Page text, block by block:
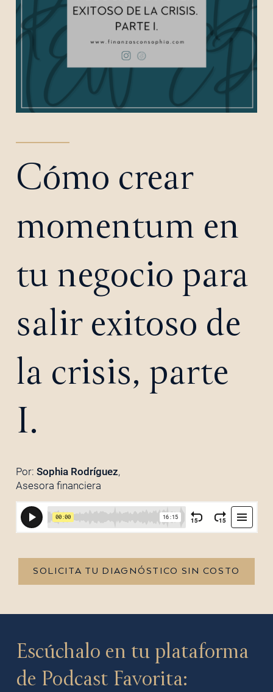
Cómo crear
momentum en
tu negocio para
salir exitoso de
la crisis, parte
I.
Por: Sophia Rodríguez,
Asesora financiera
SOLICITA TU DIAGNÓSTICO SIN COSTO
Escúchalo en tu plataforma
de Podcast Favorita: